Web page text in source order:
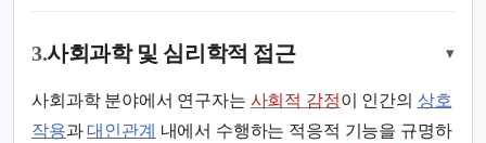
3.사회과학 및 심리학적 접근 ▾
사회과학 분야에서 연구자는 사회적 감정이 인간의 상호
작용과대인관계 내에서 수행하는 적응적 기능을 규명하